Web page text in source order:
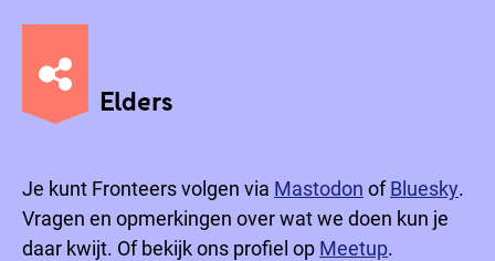
Elders
Je kunt Fronteers volgen via Mastodon ofBluesky.
Vragen en opmerkingen over wat we doen kun je
daar kwijt. Of bekijk ons profiel op Meetup.